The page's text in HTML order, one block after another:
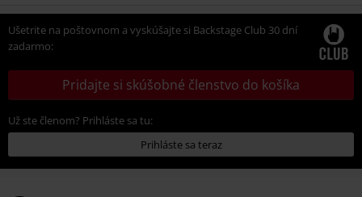
Ušetrite na poštovnom a vyskúšajte si Backstage Club 30 dní
zadarmo:
Pridajte si skúšobné členstvo do košíka
Už ste členom? Prihláste sa tu:
Prihláste sa teraz